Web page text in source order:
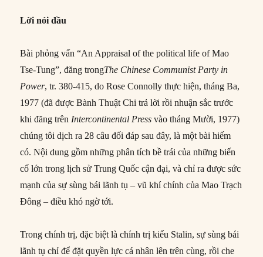
Lời nói đầu
Bài phỏng vấn “An Appraisal of the political life of Mao
Tse-Tung”, đăng trongThe Chinese Communist Party in
Power, tr. 380-415, do Rose Connolly thực hiện, tháng Ba,
1977 (đã được Bành Thuật Chi trả lời rồi nhuận sắc trước
khi đăng trênIntercontinental Press vào tháng Mười, 1977)
chúng tôi dịch ra 28 câu đối đáp sau đây, là một bài hiếm
có. Nội dung gồm những phân tích bề trái của những biến
cố lớn trong lịch sử Trung Quốc cận đại, và chỉ ra được sức
mạnh của sự sùng bái lãnh tụ – vũ khí chính của Mao Trạch
Đông – điều khó ngờ tới.
Trong chính trị, đặc biệt là chính trị kiểu Stalin, sự sùng bái
lãnh tụ chỉ để đặt quyền lực cá nhân lên trên cùng, rồi che